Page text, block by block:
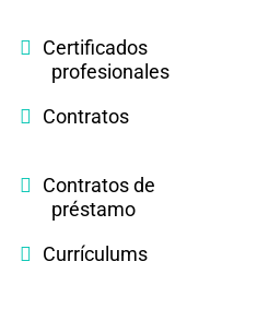
Certificados
profesionales
Contratos
Contratos de
préstamo
Currículums